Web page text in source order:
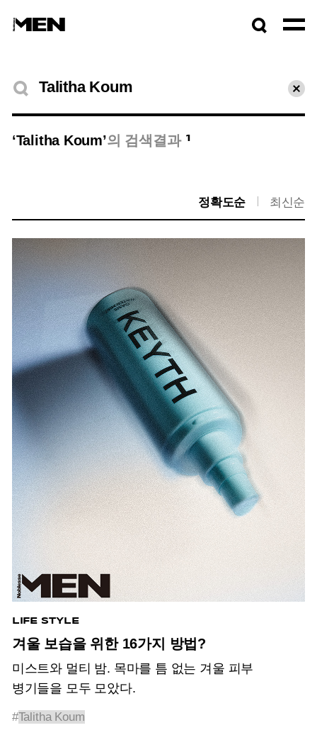
검색결과
초기
‘Talitha Koum’의 검색결과 1
정확도순 최신순
LIFE STYLE
겨울 보습을 위한 16가지 방법?
미스트와 멀티 밤. 목마를 틈 없는 겨울 피부
병기들을 모두 모았다.
#Talitha Koum